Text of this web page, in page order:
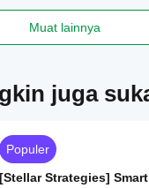
Muat lainnya
juga
Populer
[Stellar Strategies]